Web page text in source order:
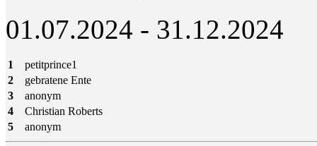
01.07.2024 - 31.12.2024
1
petitprince1
2
gebratene Ente
3
anonym
4
Christian Roberts
5
anonym